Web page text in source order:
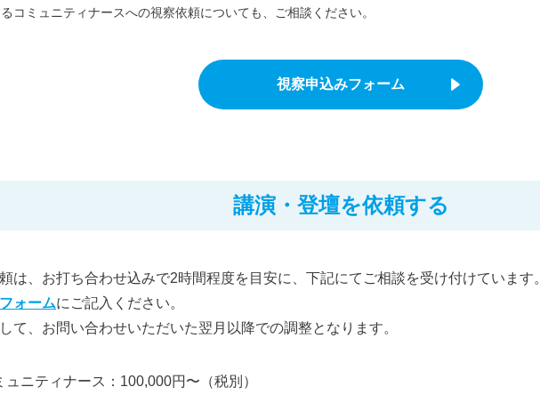
コミュニティナースへの視察依頼についても、ご相談ください。
視察申込みフォーム
講演・登壇を依頼する
は、お打ち合わせ込みで2時間程度を目安に、下記にてご相談を受け付けています。
フォームにご記入ください。
て、お問い合わせいただいた翌月以降での調整となります。
ュニティナース：100,000円〜（税別）